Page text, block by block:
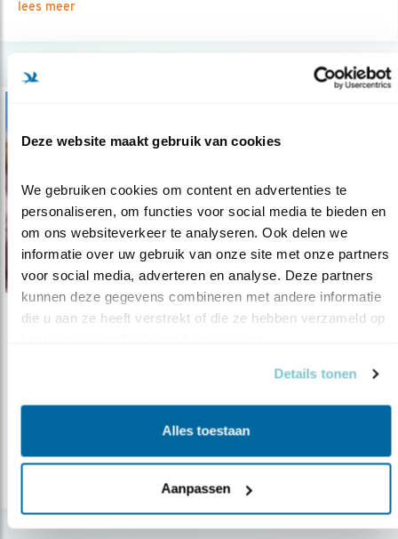
Deze website maakt gebruik van cookies
We gebruiken cookies om content en advertenties te
personaliseren, om functies voor social media te bieden en
om ons websiteverkeer te analyseren. Ook delen we
informatie over uw gebruik van onze site met onze partners
voor social media, adverteren en analyse. Deze partners
kunnen deze gegevens combineren met andere informatie
die u aan ze heeft verstrekt of die ze hebben verzameld op
Details tonen
Alles toestaan
Aanpassen
lees meer
Tip
de tuin.